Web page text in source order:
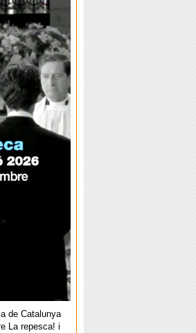
de Catalunya
La repesca! i